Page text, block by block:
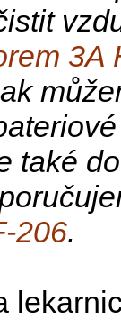
3A
také
206.